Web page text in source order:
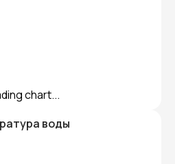
chart...
воды